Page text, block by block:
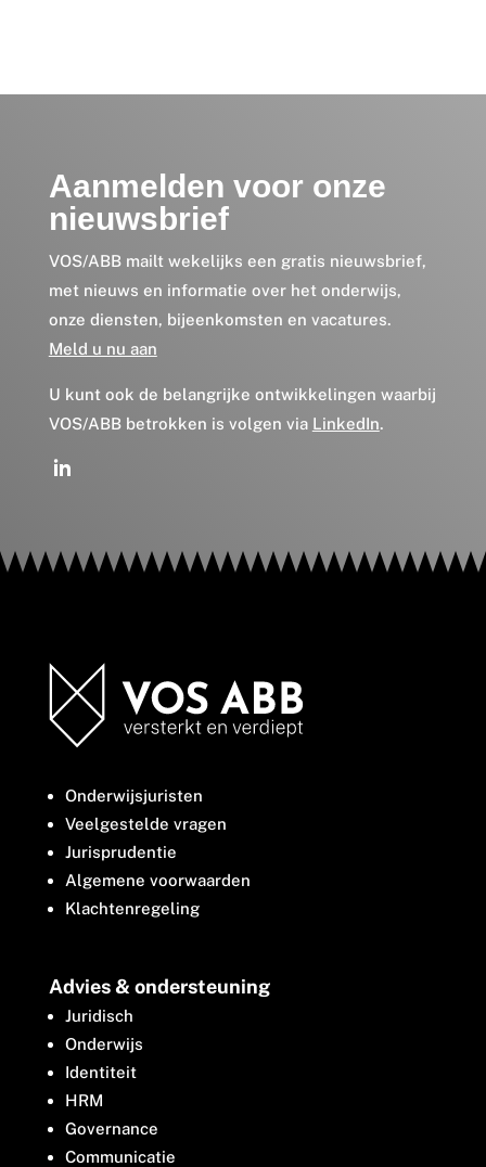
Aanmelden voor onze
nieuwsbrief
VOS/ABB mailt wekelijks een gratis nieuwsbrief,
met nieuws en informatie over het onderwijs,
onze diensten, bijeenkomsten en vacatures.
Meld u nu aan
U kunt ook de belangrijke ontwikkelingen waarbij
VOS/ABB betrokken is volgen via LinkedIn.
Onderwijsjuristen
Veelgestelde vragen
Jurisprudentie
Algemene voorwaarden
Klachtenregeling
Advies & ondersteuning
Juridisch
Onderwijs
Identiteit
HRM
Governance
Communicatie